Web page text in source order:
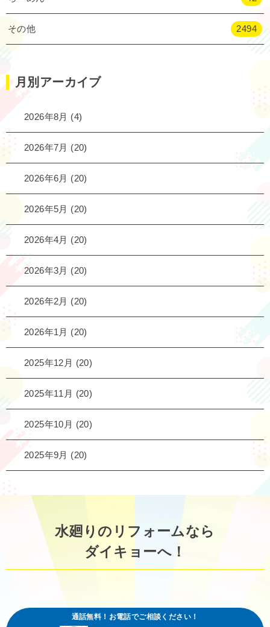
その他 2494
月別アーカイブ
2026年8月 (4)
2026年7月 (20)
2026年6月 (20)
2026年5月 (20)
2026年4月 (20)
2026年3月 (20)
2026年2月 (20)
2026年1月 (20)
2025年12月 (20)
2025年11月 (20)
2025年10月 (20)
2025年9月 (20)
水廻りのリフォームなら
ダイキョーへ！
通話無料！お電話でご相談ください！